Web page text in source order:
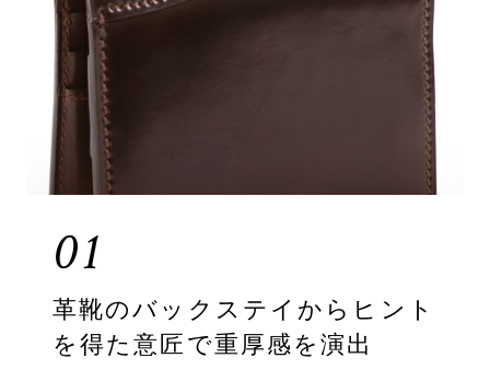
01
革靴のバックステイからヒント
を得た意匠で重厚感を演出